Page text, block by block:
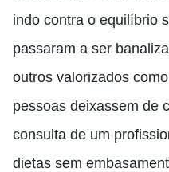
indo contra o equilíbrio
passaram a ser
outros valorizados
pessoas deixassem de
consulta de um
dietas sem